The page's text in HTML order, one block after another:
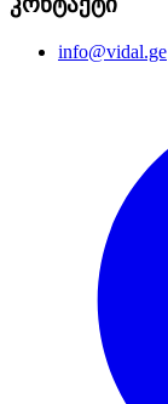
info@vidal.ge